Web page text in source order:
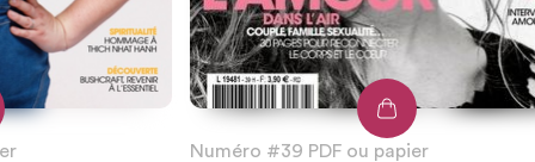
Numéro #39 PDF ou papier